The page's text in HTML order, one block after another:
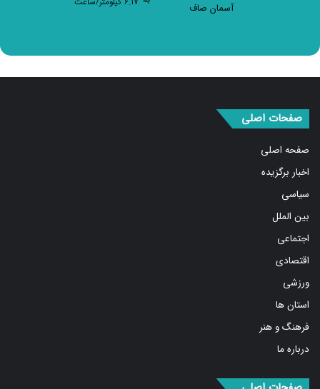
صفحه اصلی
اخبار برگزیده
سیاسی
بین الملل
اجتماعی
اقتصادی
ورزشی
استان ها
فرهنگ و هنر
درباره ما